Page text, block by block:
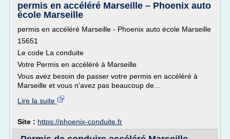
permis en accéléré Marseille – Phoenix auto
école Marseille
permis en accéléré Marseille - Phoenix auto école Marseille
15651
Le code La conduite
Votre Permis en accéléré à Marseille
Vous avez besoin de passer votre permis en accéléré à
Marseille et vous n'avez pas beaucoup de...
Lire la suite
Site : https://phoenix-conduite.fr